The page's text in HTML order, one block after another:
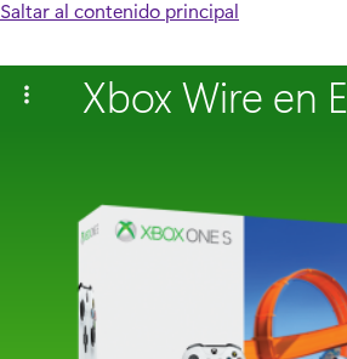
Saltar al contenido principal
Xbox Wire en